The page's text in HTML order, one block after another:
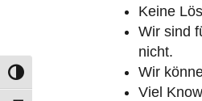
Keine
Wir sind
nicht.
Wir
Viel